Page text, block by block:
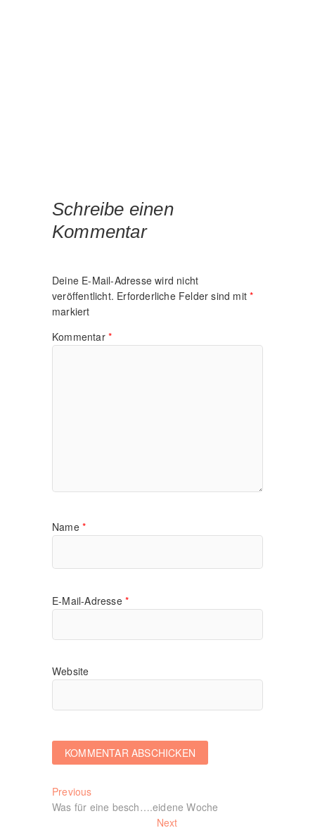
Schreibe einen
Kommentar
Deine E-Mail-Adresse wird nicht
veröffentlicht. Erforderliche Felder sind mit*
markiert
Kommentar *
Name *
E-Mail-Adresse *
Website
Beitragsnavigation
PreviousPrevious
post:
Was für eine besch….eidene Woche
NextNext